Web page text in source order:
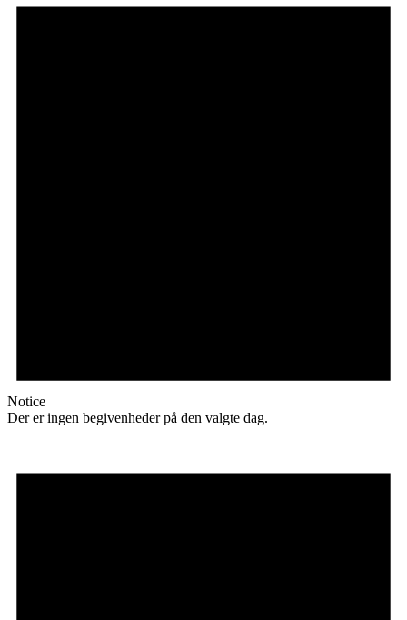
Notice
Der er ingen begivenheder på den valgte dag.